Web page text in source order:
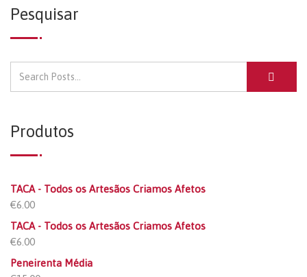
Pesquisar
Produtos
TACA - Todos os Artesãos Criamos Afetos
€6.00
TACA - Todos os Artesãos Criamos Afetos
€6.00
Peneirenta Média